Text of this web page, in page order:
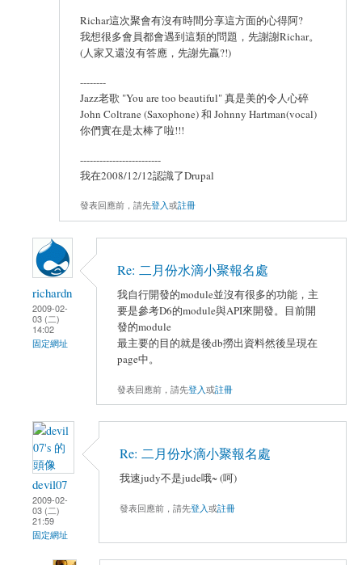
Richar這次聚會有沒有時間分享這方面的心得阿?
我想很多會員都會遇到這類的問題，先謝謝Richar。
(人家又還沒有答應，先謝先贏?!)
--------
Jazz老歌 "You are too beautiful" 真是美的令人心碎
John Coltrane (Saxophone) 和 Johnny Hartman(vocal)
你們實在是太棒了啦!!!
-------------------------
我在2008/12/12認識了Drupal
發表回應前，請先登入或註冊
richardn
2009-02-
03 (二)
14:02
固定網址
Re: 二月份水滴小聚報名處
我自行開發的module並沒有很多的功能，主
要是參考D6的module與API來開發。目前開
發的module
最主要的目的就是後db撈出資料然後呈現在
page中。
發表回應前，請先登入或註冊
devil07
2009-02-
03 (二)
21:59
固定網址
Re: 二月份水滴小聚報名處
我速judy不是jude哦~ (呵)
發表回應前，請先登入或註冊